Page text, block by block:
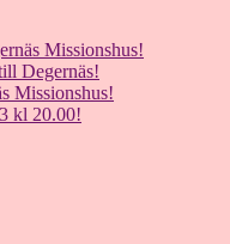
Missionshus!
Degernäs!
Missionshus!
kl 20.00!